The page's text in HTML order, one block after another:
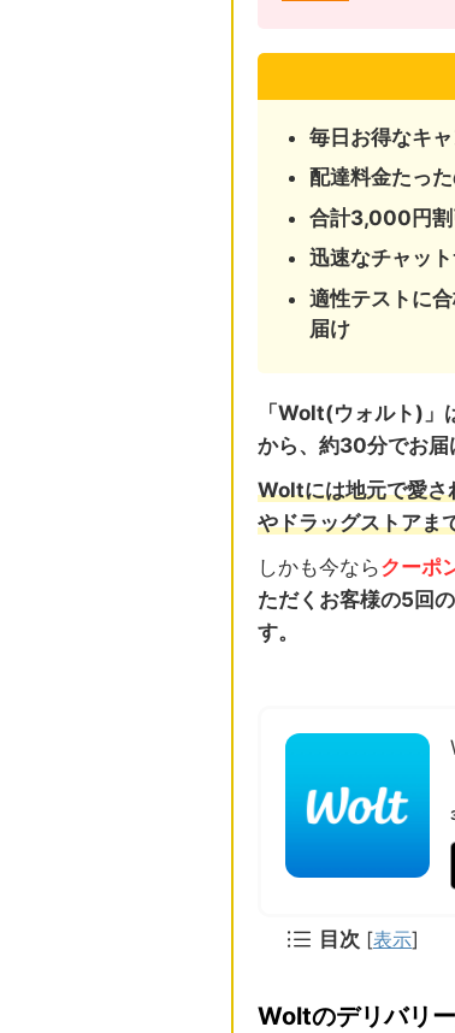
毎日お得なキ
配達料金たっ
合計3,000円割
迅速なチャッ
適性テストに
届け
「Wolt(ウォルト)」
から、約30分でお届
Woltには地元で愛さ
やドラッグストアま
しかも今ならクーポ
ただくお客様の5回
す。
目次 [表示]
Woltのデリバリ